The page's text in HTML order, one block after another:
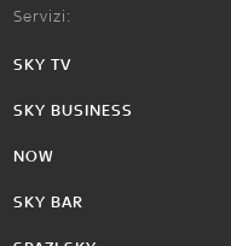
Servizi:
SKY TV
SKY BUSINESS
NOW
SKY BAR